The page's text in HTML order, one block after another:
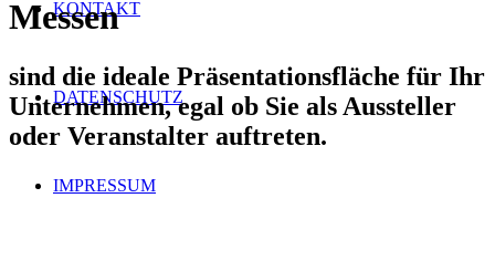
KONTAKT
DATENSCHUTZ
IMPRESSUM
Messen
sind die ideale Präsentationsfläche für Ihr
Unternehmen, egal ob Sie als Aussteller
oder Veranstalter auftreten.